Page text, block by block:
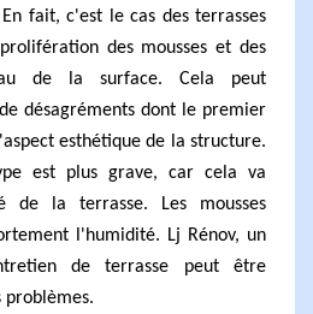
fait, c'est le cas des terrasses
des mousses et des
de la surface. Cela peut
désagréments dont le premier
esthétique de la structure.
est plus grave, car cela va
de la terrasse. Les mousses
l'humidité. Lj Rénov, un
de terrasse peut être